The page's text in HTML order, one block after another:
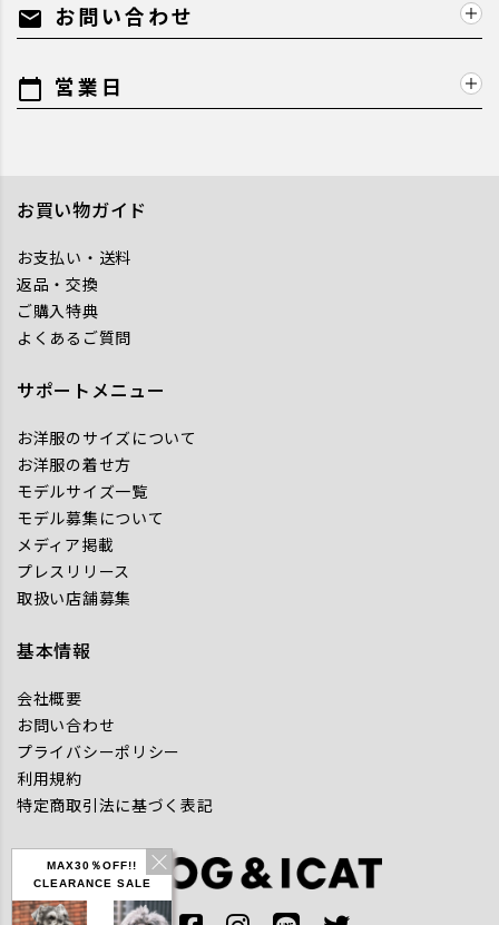
MAX30％OFF!!
CLEARANCE SALE
mail お問い合わせ
calendar_today 営業日
お買い物ガイド
お支払い・送料
返品・交換
ご購入特典
よくあるご質問
サポートメニュー
お洋服のサイズについて
お洋服の着せ方
モデルサイズ一覧
モデル募集について
メディア掲載
プレスリリース
取扱い店舗募集
基本情報
会社概要
お問い合わせ
プライバシーポリシー
利用規約
特定商取引法に基づく表記